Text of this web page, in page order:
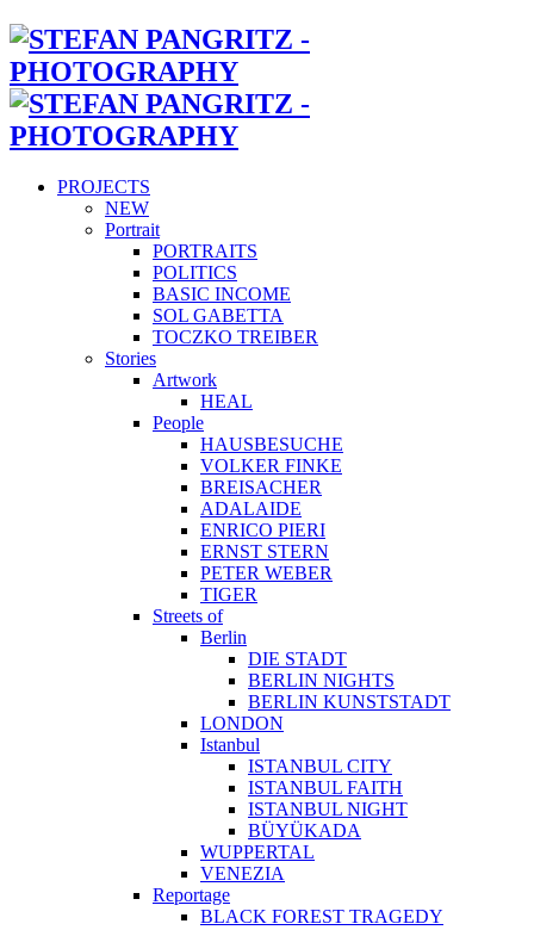
PROJECTS
NEW
Portrait
PORTRAITS
POLITICS
BASIC INCOME
SOL GABETTA
TOCZKO TREIBER
Stories
Artwork
HEAL
People
HAUSBESUCHE
VOLKER FINKE
BREISACHER
ADALAIDE
ENRICO PIERI
ERNST STERN
PETER WEBER
TIGER
Streets of
Berlin
DIE STADT
BERLIN NIGHTS
BERLIN KUNSTSTADT
LONDON
Istanbul
ISTANBUL CITY
ISTANBUL FAITH
ISTANBUL NIGHT
BÜYÜKADA
WUPPERTAL
VENEZIA
Reportage
BLACK FOREST TRAGEDY